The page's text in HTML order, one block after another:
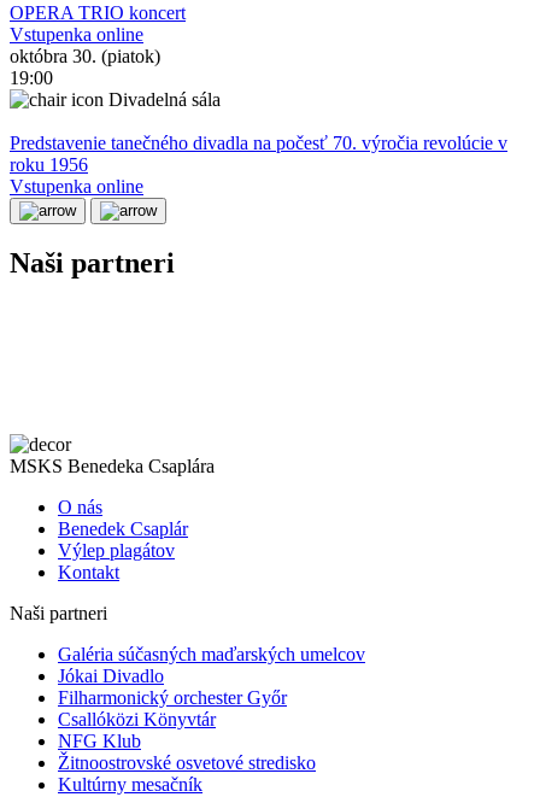
OPERA TRIO koncert
Vstupenka online
októbra 30. (piatok)
19:00
Divadelná sála
Predstavenie tanečného divadla na počesť 70. výročia revolúcie v
roku 1956
Vstupenka online
Naši partneri
MSKS Benedeka Csaplára
O nás
Benedek Csaplár
Výlep plagátov
Kontakt
Naši partneri
Galéria súčasných maďarských umelcov
Jókai Divadlo
Filharmonický orchester Győr
Csallóközi Könyvtár
NFG Klub
Žitnoostrovské osvetové stredisko
Kultúrny mesačník